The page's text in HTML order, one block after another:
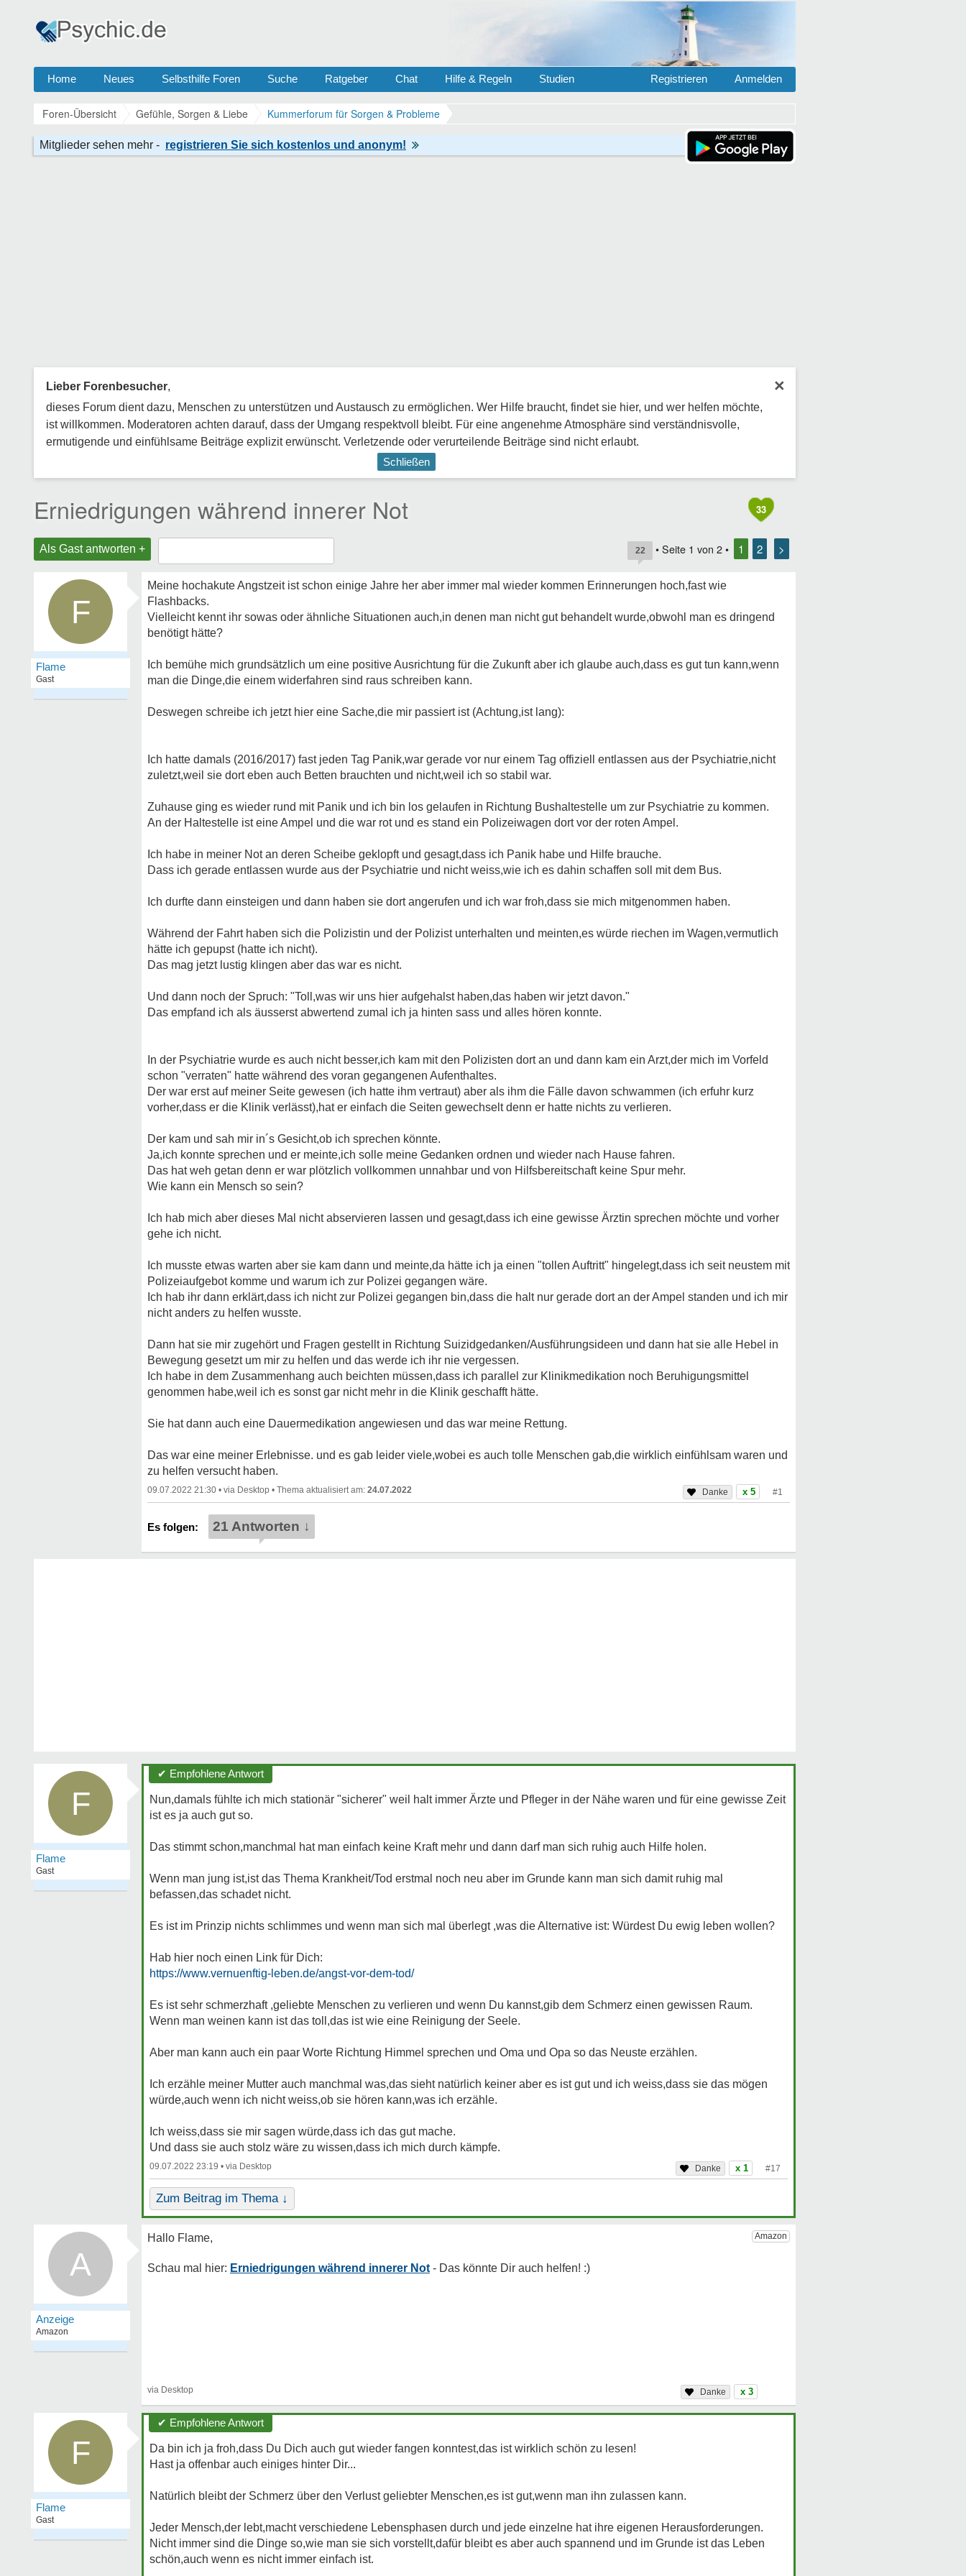
Home Neues Selbsthilfe Foren Suche Ratgeber Chat Hilfe & Regeln Studien Anmelden
Registrieren
Foren-Übersicht Gefühle, Sorgen & Liebe Kummerforum für Sorgen & Probleme
×
Lieber Forenbesucher,
dieses Forum dient dazu, Menschen zu unterstützen und Austausch zu ermöglichen. Wer Hilfe braucht, findet sie hier, und wer helfen möchte,
ist willkommen. Moderatoren achten darauf, dass der Umgang respektvoll bleibt. Für eine angenehme Atmosphäre sind verständnisvolle,
ermutigende und einfühlsame Beiträge explizit erwünscht. Verletzende oder verurteilende Beiträge sind nicht erlaubt.
Schließen
33
Erniedrigungen während innerer Not
Als Gast antworten + 22 • Seite 1 von 2 • 1 2 >
F
Flame
Gast
Meine hochakute Angstzeit ist schon einige Jahre her aber immer mal wieder kommen Erinnerungen hoch,fast wie
Flashbacks.
Vielleicht kennt ihr sowas oder ähnliche Situationen auch,in denen man nicht gut behandelt wurde,obwohl man es dringend
benötigt hätte?
Ich bemühe mich grundsätzlich um eine positive Ausrichtung für die Zukunft aber ich glaube auch,dass es gut tun kann,wenn
man die Dinge,die einem widerfahren sind raus schreiben kann.
Deswegen schreibe ich jetzt hier eine Sache,die mir passiert ist (Achtung,ist lang):
Ich hatte damals (2016/2017) fast jeden Tag Panik,war gerade vor nur einem Tag offiziell entlassen aus der Psychiatrie,nicht
zuletzt,weil sie dort eben auch Betten brauchten und nicht,weil ich so stabil war.
Zuhause ging es wieder rund mit Panik und ich bin los gelaufen in Richtung Bushaltestelle um zur Psychiatrie zu kommen.
An der Haltestelle ist eine Ampel und die war rot und es stand ein Polizeiwagen dort vor der roten Ampel.
Ich habe in meiner Not an deren Scheibe geklopft und gesagt,dass ich Panik habe und Hilfe brauche.
Dass ich gerade entlassen wurde aus der Psychiatrie und nicht weiss,wie ich es dahin schaffen soll mit dem Bus.
Ich durfte dann einsteigen und dann haben sie dort angerufen und ich war froh,dass sie mich mitgenommen haben.
Während der Fahrt haben sich die Polizistin und der Polizist unterhalten und meinten,es würde riechen im Wagen,vermutlich
hätte ich gepupst (hatte ich nicht).
Das mag jetzt lustig klingen aber das war es nicht.
Und dann noch der Spruch: "Toll,was wir uns hier aufgehalst haben,das haben wir jetzt davon."
Das empfand ich als äusserst abwertend zumal ich ja hinten sass und alles hören konnte.
In der Psychiatrie wurde es auch nicht besser,ich kam mit den Polizisten dort an und dann kam ein Arzt,der mich im Vorfeld
schon "verraten" hatte während des voran gegangenen Aufenthaltes.
Der war erst auf meiner Seite gewesen (ich hatte ihm vertraut) aber als ihm die Fälle davon schwammen (ich erfuhr kurz
vorher,dass er die Klinik verlässt),hat er einfach die Seiten gewechselt denn er hatte nichts zu verlieren.
Der kam und sah mir in´s Gesicht,ob ich sprechen könnte.
Ja,ich konnte sprechen und er meinte,ich solle meine Gedanken ordnen und wieder nach Hause fahren.
Das hat weh getan denn er war plötzlich vollkommen unnahbar und von Hilfsbereitschaft keine Spur mehr.
Wie kann ein Mensch so sein?
Ich hab mich aber dieses Mal nicht abservieren lassen und gesagt,dass ich eine gewisse Ärztin sprechen möchte und vorher
gehe ich nicht.
Ich musste etwas warten aber sie kam dann und meinte,da hätte ich ja einen "tollen Auftritt" hingelegt,dass ich seit neustem mit
Polizeiaufgebot komme und warum ich zur Polizei gegangen wäre.
Ich hab ihr dann erklärt,dass ich nicht zur Polizei gegangen bin,dass die halt nur gerade dort an der Ampel standen und ich mir
nicht anders zu helfen wusste.
Dann hat sie mir zugehört und Fragen gestellt in Richtung Suizidgedanken/Ausführungsideen und dann hat sie alle Hebel in
Bewegung gesetzt um mir zu helfen und das werde ich ihr nie vergessen.
Ich habe in dem Zusammenhang auch beichten müssen,dass ich parallel zur Klinikmedikation noch Beruhigungsmittel
genommen habe,weil ich es sonst gar nicht mehr in die Klinik geschafft hätte.
Sie hat dann auch eine Dauermedikation angewiesen und das war meine Rettung.
Das war eine meiner Erlebnisse. und es gab leider viele,wobei es auch tolle Menschen gab,die wirklich einfühlsam waren und
zu helfen versucht haben.
09.07.2022 21:30 • • 24.07.2022 x 5 #1
21 Antworten ↓
F
Flame
Gast
✔ Empfohlene Antwort
Nun,damals fühlte ich mich stationär "sicherer" weil halt immer Ärzte und Pfleger in der Nähe waren und für eine gewisse Zeit
ist es ja auch gut so.
Das stimmt schon,manchmal hat man einfach keine Kraft mehr und dann darf man sich ruhig auch Hilfe holen.
Wenn man jung ist,ist das Thema Krankheit/Tod erstmal noch neu aber im Grunde kann man sich damit ruhig mal
befassen,das schadet nicht.
Es ist im Prinzip nichts schlimmes und wenn man sich mal überlegt ,was die Alternative ist: Würdest Du ewig leben wollen?
Hab hier noch einen Link für Dich:
https://www.vernuenftig-leben.de/angst-vor-dem-tod/
Es ist sehr schmerzhaft ,geliebte Menschen zu verlieren und wenn Du kannst,gib dem Schmerz einen gewissen Raum.
Wenn man weinen kann ist das toll,das ist wie eine Reinigung der Seele.
Aber man kann auch ein paar Worte Richtung Himmel sprechen und Oma und Opa so das Neuste erzählen.
Ich erzähle meiner Mutter auch manchmal was,das sieht natürlich keiner aber es ist gut und ich weiss,dass sie das mögen
würde,auch wenn ich nicht weiss,ob sie hören kann,was ich erzähle.
Ich weiss,dass sie mir sagen würde,dass ich das gut mache.
Und dass sie auch stolz wäre zu wissen,dass ich mich durch kämpfe.
09.07.2022 23:19 • x 1 #17
Zum Beitrag im Thema ↓
A Erniedrigungen während innerer Not
x 3
F
Flame
Gast
✔ Empfohlene Antwort
Da bin ich ja froh,dass Du Dich auch gut wieder fangen konntest,das ist wirklich schön zu lesen!
Hast ja offenbar auch einiges hinter Dir...
Natürlich bleibt der Schmerz über den Verlust geliebter Menschen,es ist gut,wenn man ihn zulassen kann.
Jeder Mensch,der lebt,macht verschiedene Lebensphasen durch und jede einzelne hat ihre eigenen Herausforderungen.
Nicht immer sind die Dinge so,wie man sie sich vorstellt,dafür bleibt es aber auch spannend und im Grunde ist das Leben
schön,auch wenn es nicht immer einfach ist.